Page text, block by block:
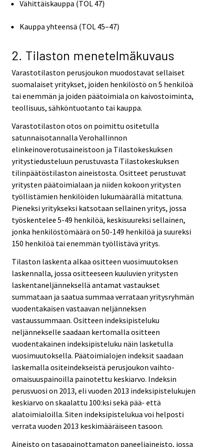
Vähittäiskauppa (TOL 47)
Kauppa yhteensä (TOL 45–47)
2. Tilaston menetelmäkuvaus
Varastotilaston perusjoukon muodostavat sellaiset
suomalaiset yritykset, joiden henkilöstö on 5 henkilöä
tai enemmän ja joiden päätoimiala on kaivostoiminta,
teollisuus, sähköntuotanto tai kauppa.
Varastotilaston otos on poimittu ositetulla
satunnaisotannalla Verohallinnon
elinkeinoverotusaineistoon ja Tilastokeskuksen
yritystiedusteluun perustuvasta Tilastokeskuksen
tilinpäätöstilaston aineistosta. Ositteet perustuvat
yritysten päätoimialaan ja niiden kokoon yritysten
työllistämien henkilöiden lukumäärällä mitattuna.
Pieneksi yritykseksi katsotaan sellainen yritys, jossa
työskentelee 5-49 henkilöä, keskisuureksi sellainen,
jonka henkilöstömäärä on 50-149 henkilöä ja suureksi
150 henkilöä tai enemmän työllistävä yritys.
Tilaston laskenta alkaa ositteen vuosimuutoksen
laskennalla, jossa ositteeseen kuuluvien yritysten
laskentaneljänneksellä antamat vastaukset
summataan ja saatua summaa verrataan yritysryhmän
vuodentakaisen vastaavan neljänneksen
vastaussummaan. Ositteen indeksipisteluku
neljännekselle saadaan kertomalla ositteen
vuodentakainen indeksipisteluku näin lasketulla
vuosimuutoksella. Päätoimialojen indeksit saadaan
laskemalla ositeindekseistä perusjoukon vaihto-
omaisuuspainoilla painotettu keskiarvo. Indeksin
perusvuosi on 2013, eli vuoden 2013 indeksipistelukujen
keskiarvo on skaalattu 100:ksi sekä pää- että
alatoimialoilla. Siten indeksipistelukua voi helposti
verrata vuoden 2013 keskimääräiseen tasoon.
Aineisto on tasapainottamaton paneeliaineisto, jossa